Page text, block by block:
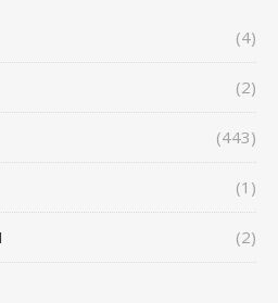
(4)
(2)
(443)
(1)
(2)